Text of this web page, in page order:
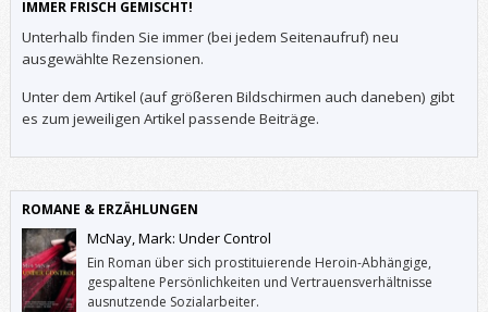
IMMER FRISCH GEMISCHT!
Unterhalb finden Sie immer (bei jedem Seitenaufruf) neu
ausgewählte Rezensionen.
Unter dem Artikel (auf größeren Bildschirmen auch daneben) gibt
es zum jeweiligen Artikel passende Beiträge.
ROMANE & ERZÄHLUNGEN
McNay, Mark: Under Control
Ein Roman über sich prostituierende Heroin-Abhängige,
gespaltene Persönlichkeiten und Vertrauensverhältnisse
ausnutzende Sozialarbeiter.